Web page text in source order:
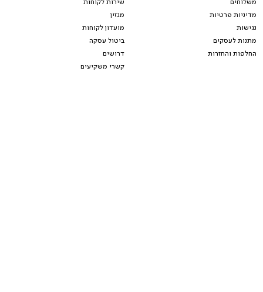
משלוחים
מדיניות פרטיות
נגישות
מתנות לעסקים
החלפות והחזרות
שירות לקוחות
מגזין
מועדון לקוחות
ביטול עסקה
דרושים
קשרי משקיעים